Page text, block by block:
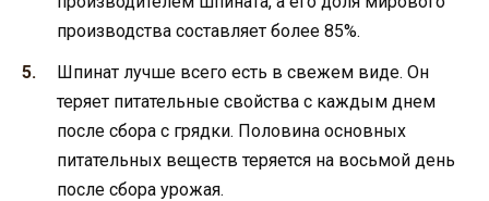
производства составляет более 85%.
Шпинат лучше всего есть в свежем виде. Он
теряет питательные свойства с каждым днем
после сбора с грядки. Половина основных
питательных веществ теряется на восьмой день
после сбора урожая.